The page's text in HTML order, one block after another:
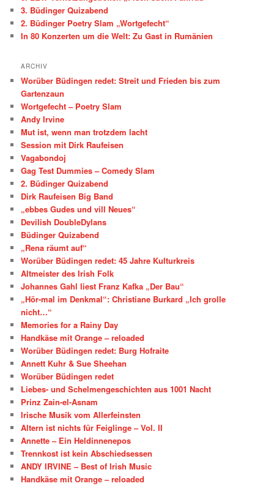
3. Büdinger Quizabend
2. Büdinger Poetry Slam „Wortgefecht“
In 80 Konzerten um die Welt: Zu Gast in Rumänien
ARCHIV
Worüber Büdingen redet: Streit und Frieden bis zum
Gartenzaun
Wortgefecht – Poetry Slam
Andy Irvine
Mut ist, wenn man trotzdem lacht
Session mit Dirk Raufeisen
Vagabondoj
Gag Test Dummies – Comedy Slam
2. Büdinger Quizabend
Dirk Raufeisen Big Band
„ebbes Gudes und vill Neues“
Devilish DoubleDylans
Büdinger Quizabend
„Rena räumt auf“
Worüber Büdingen redet: 45 Jahre Kulturkreis
Altmeister des Irish Folk
Johannes Gahl liest Franz Kafka „Der Bau“
„Hör-mal im Denkmal“: Christiane Burkard „Ich grolle
nicht…“
Memories for a Rainy Day
Handkäse mit Orange – reloaded
Worüber Büdingen redet: Burg Hofraite
Annett Kuhr & Sue Sheehan
Worüber Büdingen redet
Liebes- und Schelmengeschichten aus 1001 Nacht
Prinz Zain-el-Asnam
Irische Musik vom Allerfeinsten
Altern ist nichts für Feiglinge – Vol. II
Annette – Ein Heldinnenepos
Trennkost ist kein Abschiedsessen
ANDY IRVINE – Best of Irish Music
Handkäse mit Orange – reloaded